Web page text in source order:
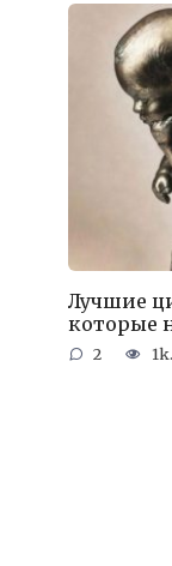
Лучшие
которые
2 1k.